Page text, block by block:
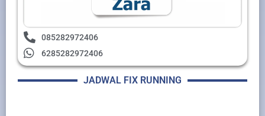
085282972406
6285282972406
JADWAL FIX RUNNING